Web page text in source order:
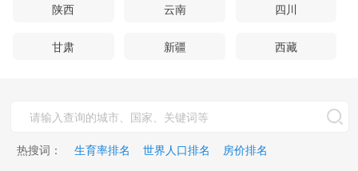
陕西 云南 四川
甘肃 新疆 西藏
热搜词： 生育率排名 世界人口排名 房价排名